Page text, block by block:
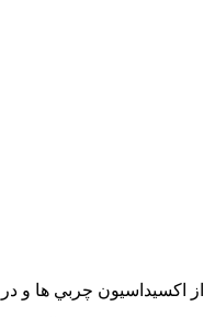
اكسيداسيون چربي ها